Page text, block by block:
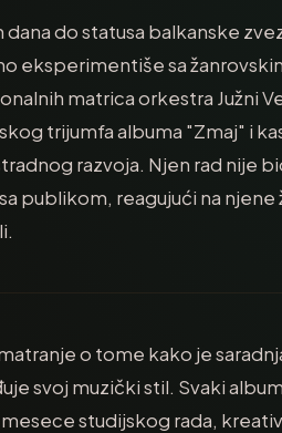
dana do statusa balkanske
eksperimentiše sa
matrica orkestra Južni
trijumfa albuma "Zmaj" i
razvoja. Njen rad nije
publikom, reagujući na njene
o tome kako je
svoj muzički stil. Svaki
studijskog rada,